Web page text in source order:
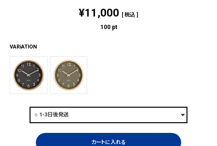
¥11,000 税込
100 pt
VARiATION
カートに入れる